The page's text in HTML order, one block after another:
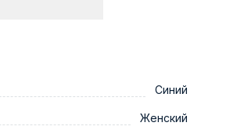
Синий
Женский